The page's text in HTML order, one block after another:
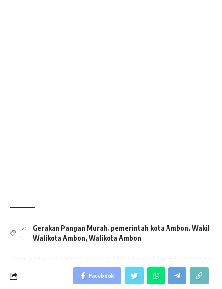
Tag
:
Gerakan Pangan Murah, pemerintah kota Ambon, Wakil
Walikota Ambon, Walikota Ambon
Facebook